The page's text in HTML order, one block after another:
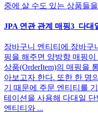
중에 살 수도 있는 상품들
JPA 연관 관계 매핑3_다대
장바구니 엔티티에 장바구
핑을 해주면 양방향 매핑
상품(OrderItem)의 매핑을
아보고자 한다. 또한 한 명
기 때문에 주문 엔티티를
테이션을 사용해 다대일
엔티티와 ...